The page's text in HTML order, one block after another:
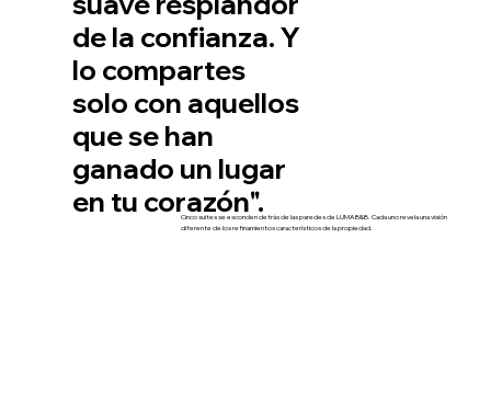
Cinco suites se esconden detrás de las paredes de LUMA B&B. Cada uno revela una visión
diferente de los refinamientos característicos de la propiedad.
de la confianza. Y
lo compartes
solo con aquellos
que se han
ganado un lugar
en tu corazón".